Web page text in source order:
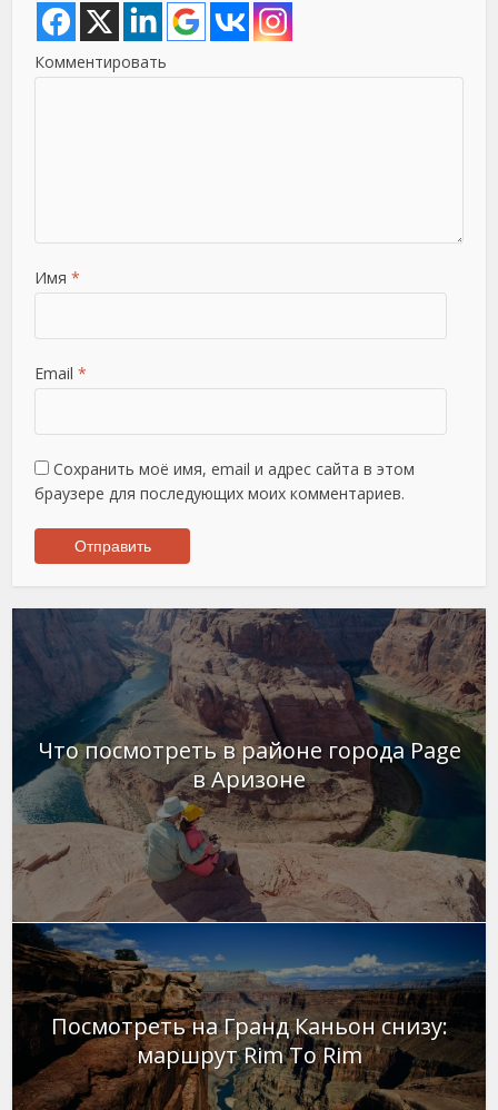
Комментировать
Имя *
Email *
Сохранить моё имя, email и адрес сайта в этом
браузере для последующих моих комментариев.
Что посмотреть в районе города Page
в Аризоне
Посмотреть на Гранд Каньон снизу:
маршрут Rim To Rim